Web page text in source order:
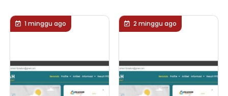
2 minggu ago 2 minggu ago